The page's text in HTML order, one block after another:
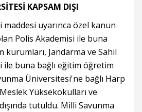
KAPSAM DIŞI
maddesi uyarınca özel kanun
Polis Akademisi ile buna
kurumları, Jandarma ve Sahil
ile buna bağlı eğitim öğretim
Üniversitesi'ne bağlı Harp
Yüksekokulları ve
tutuldu. Milli Savunma